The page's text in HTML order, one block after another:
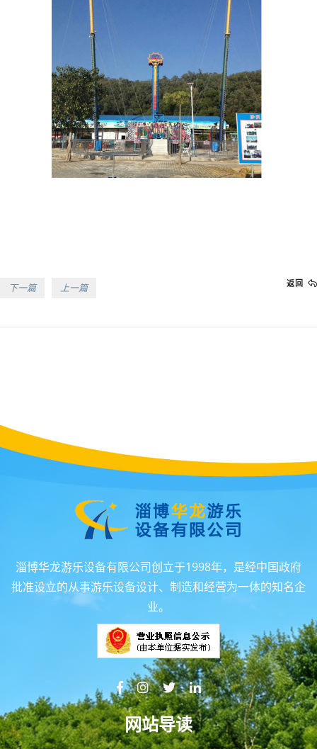
下一篇 上一篇 返回
淄博华龙游乐设备有限公司创立于1998年，是经中国政府
批准设立的从事游乐设备设计、制造和经营为一体的知名企
业。
网站导读